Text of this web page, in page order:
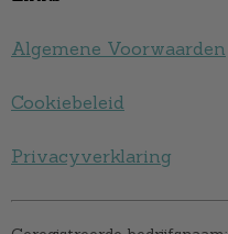
Algemene Voorwaarden
Cookiebeleid
Privacyverklaring